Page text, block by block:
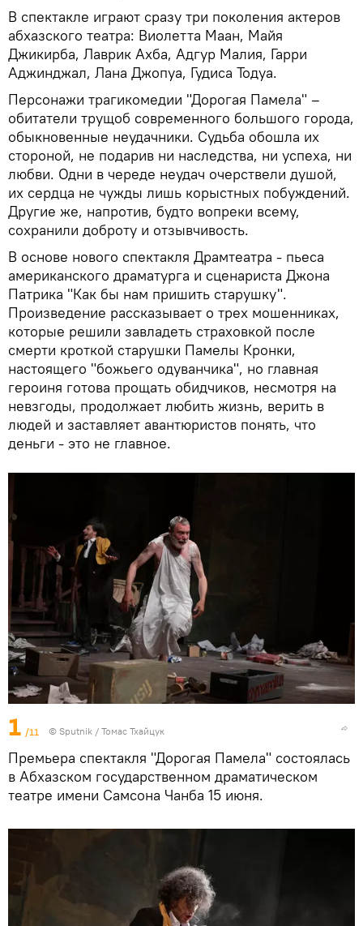
В спектакле играют сразу три поколения актеров
абхазского театра: Виолетта Маан, Майя
Джикирба, Лаврик Ахба, Адгур Малия, Гарри
Аджинджал, Лана Джопуа, Гудиса Тодуа.
Персонажи трагикомедии "Дорогая Памела" –
обитатели трущоб современного большого города,
обыкновенные неудачники. Судьба обошла их
стороной, не подарив ни наследства, ни успеха, ни
любви. Одни в череде неудач очерствели душой,
их сердца не чужды лишь корыстных побуждений.
Другие же, напротив, будто вопреки всему,
сохранили доброту и отзывчивость.
В основе нового спектакля Драмтеатра - пьеса
американского драматурга и сценариста Джона
Патрика "Как бы нам пришить старушку".
Произведение рассказывает о трех мошенниках,
которые решили завладеть страховкой после
смерти кроткой старушки Памелы Кронки,
настоящего "божьего одуванчика", но главная
героиня готова прощать обидчиков, несмотря на
невзгоды, продолжает любить жизнь, верить в
людей и заставляет авантюристов понять, что
деньги - это не главное.
1 /11 © Sputnik / Томас Тхайцук
Премьера спектакля "Дорогая Памела" состоялась
в Абхазском государственном драматическом
театре имени Самсона Чанба 15 июня.